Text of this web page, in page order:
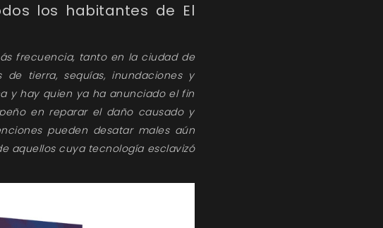
los habitantes de El
frecuencia, tanto en la ciudad de
tierra, sequías, inundaciones y
y hay quien ya ha anunciado el fin
en reparar el daño causado y
pueden desatar males aún
aquellos cuya tecnología esclavizó